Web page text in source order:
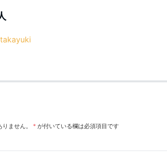
ません。 * が付いている欄は必須項目です